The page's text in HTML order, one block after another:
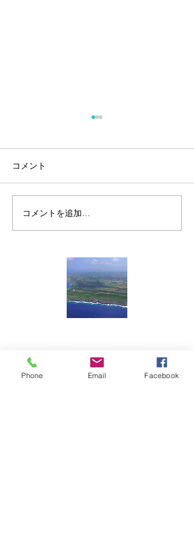
🌀台風対策は済みました
か？🌀
コメント
コメントを追加…
〒901-3805 沖縄県島尻郡南大東村字在所
南大東村立ふるさと文化センター内
TEL：09802-2-2815
Phone Email Facebook